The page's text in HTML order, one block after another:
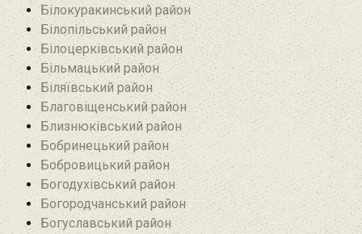
Білокуракинський район‎
Білопільський район
Білоцерківський район
Більмацький район
Біляївський район‎
Благовіщенський район
Близнюківський район
Бобринецький район
Бобровицький район
Богодухівський район
Богородчанський район
Богуславський район